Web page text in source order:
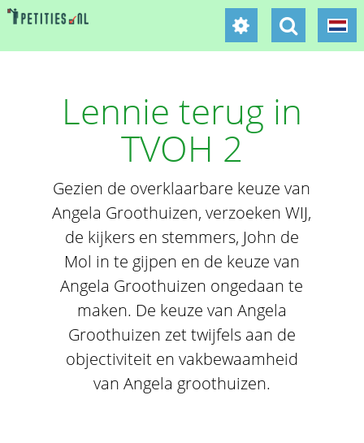
Lennie terug in
TVOH 2
Gezien de overklaarbare keuze van
Angela Groothuizen, verzoeken WIJ,
de kijkers en stemmers, John de
Mol in te gijpen en de keuze van
Angela Groothuizen ongedaan te
maken. De keuze van Angela
Groothuizen zet twijfels aan de
objectiviteit en vakbewaamheid
van Angela groothuizen.